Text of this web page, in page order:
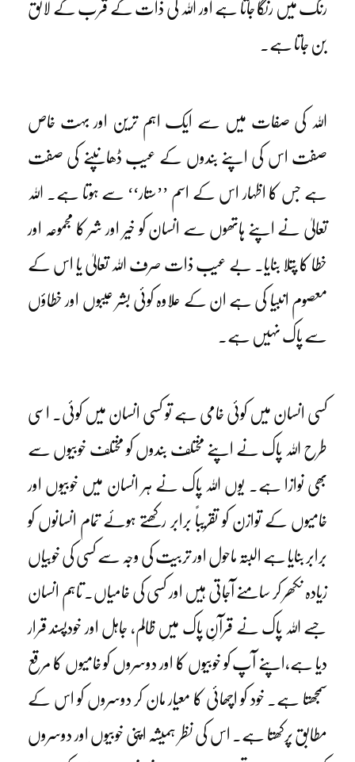
رنگ میں رنگا جاتا ہے اور اللہ کی ذات کے قرب کے لائق
بن جاتا ہے۔
اللہ کی صفات میں سے ایک اہم ترین اور بہت خاص
صفت اس کی اپنے بندوں کے عیب ڈھانپنے کی صفت
ہے جس کا اظہار اس کے اسم ’’ستار‘‘ سے ہوتا ہے۔ اللہ
تعالیٰ نے اپنے ہاتھوں سے انسان کو خیر اور شر کا مجموعہ اور
خطا کا پتلا بنایا۔ بے عیب ذات صرف اللہ تعالیٰ یا اس کے
معصوم انبیا کی ہے ان کے علاوہ کوئی بشر عیبوں اور خطاؤں
سے پاک نہیں ہے۔
کسی انسان میں کوئی خامی ہے تو کسی انسان میں کوئی۔ اسی
طرح اللہ پاک نے اپنے مختلف بندوں کو مختلف خوبیوں سے
بھی نوازا ہے۔ یوں اللہ پاک نے ہر انسان میں خوبیوں اور
خامیوں کے توازن کو تقریباً برابر رکھتے ہوئے تمام انسانوں کو
برابر بنایا ہے البتہ ماحول اور تربیت کی وجہ سے کسی کی خوبیاں
زیادہ نکھر کر سامنے آجاتی ہیں اور کسی کی خامیاں۔ تاہم انسان
جسے اللہ پاک نے قرآنِ پاک میں ظالم، جاہل اور خودپسند قرار
دیا ہے،اپنے آپ کو خوبیوں کا اور دوسروں کو خامیوں کا مرقع
سمجھتا ہے۔ خود کو اچھائی کا معیار مان کر دوسروں کو اس کے
مطابق پرکھتا ہے۔ اس کی نظر ہمیشہ اپنی خوبیوں اور دوسروں